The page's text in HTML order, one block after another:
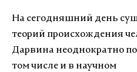
На сегодняшний день
теорий происхождения
Дарвина неоднократно
том числе и в научном